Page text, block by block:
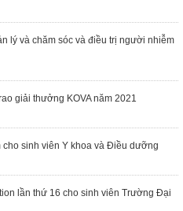
lý và chăm sóc và điều trị người nhiễm
giải thưởng KOVA năm 2021
cho sinh viên Y khoa và Điều dưỡng
lần thứ 16 cho sinh viên Trường Đại